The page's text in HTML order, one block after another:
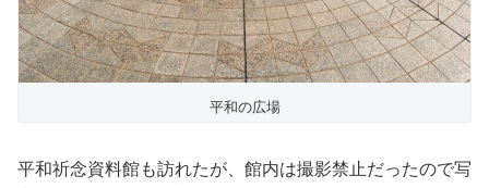
平和の広場
平和祈念資料館も訪れたが、館内は撮影禁止だったので写